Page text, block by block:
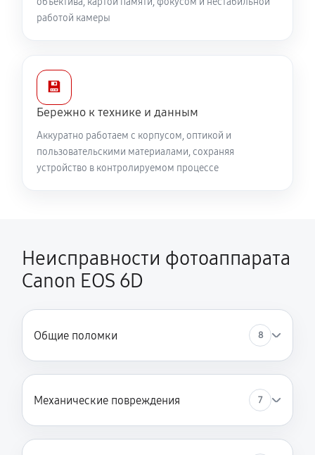
работой камеры
💾
Бережно к технике и данным
Аккуратно работаем с корпусом, оптикой и
пользовательскими материалами, сохраняя
устройство в контролируемом процессе
Неисправности фотоаппарата
Canon EOS 6D
Общие поломки 8
Механические повреждения 7